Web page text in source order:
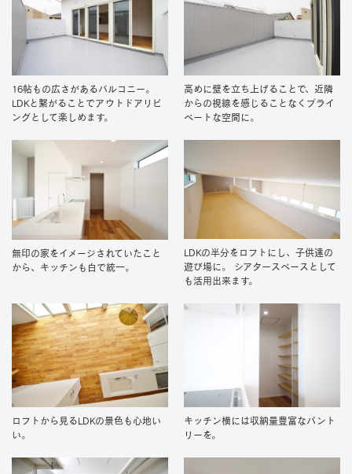
16帖もの広さがあるバルコニー。
LDKと繋がることでアウトドアリビ
ングとして楽しめます。
高めに壁を立ち上げることで、近隣
からの視線を感じることなくプライ
ベートな空間に。
無印の家をイメージされていたこと
から、キッチンも白で統一。
LDKの半分をロフトにし、子供達の
遊び場に。 シアタースペースとして
も活用出来ます。
ロフトから見るLDKの景色も心地い
い。
キッチン横には収納量豊富なパント
リーを。